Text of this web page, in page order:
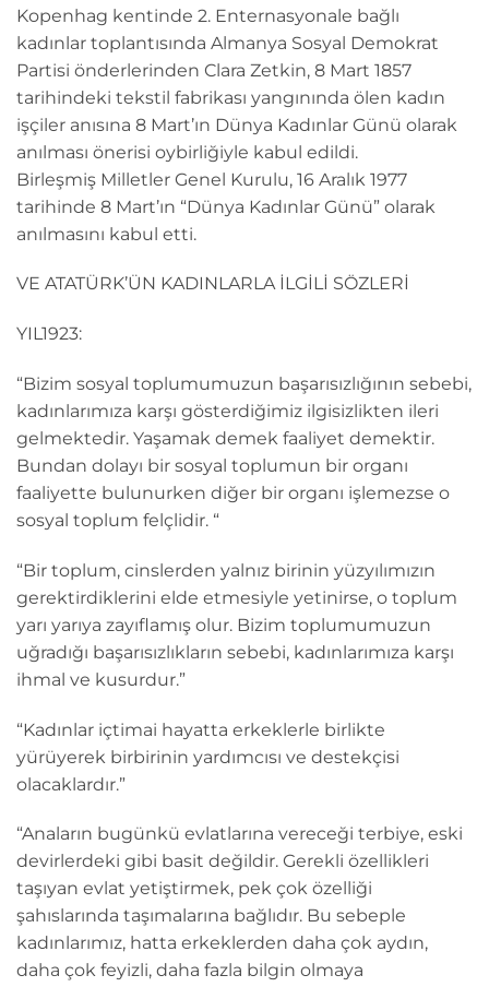
Kopenhag kentinde 2. Enternasyonale bağlı
kadınlar toplantısında Almanya Sosyal Demokrat
Partisi önderlerinden Clara Zetkin, 8 Mart 1857
tarihindeki tekstil fabrikası yangınında ölen kadın
işçiler anısına 8 Mart’ın Dünya Kadınlar Günü olarak
anılması önerisi oybirliğiyle kabul edildi.
Birleşmiş Milletler Genel Kurulu, 16 Aralık 1977
tarihinde 8 Mart’ın “Dünya Kadınlar Günü” olarak
anılmasını kabul etti.
VE ATATÜRK’ÜN KADINLARLA İLGİLİ SÖZLERİ
YIL1923:
“Bizim sosyal toplumumuzun başarısızlığının sebebi,
kadınlarımıza karşı gösterdiğimiz ilgisizlikten ileri
gelmektedir. Yaşamak demek faaliyet demektir.
Bundan dolayı bir sosyal toplumun bir organı
faaliyette bulunurken diğer bir organı işlemezse o
sosyal toplum felçlidir. “
“Bir toplum, cinslerden yalnız birinin yüzyılımızın
gerektirdiklerini elde etmesiyle yetinirse, o toplum
yarı yarıya zayıflamış olur. Bizim toplumumuzun
uğradığı başarısızlıkların sebebi, kadınlarımıza karşı
ihmal ve kusurdur.”
“Kadınlar içtimai hayatta erkeklerle birlikte
yürüyerek birbirinin yardımcısı ve destekçisi
olacaklardır.”
“Anaların bugünkü evlatlarına vereceği terbiye, eski
devirlerdeki gibi basit değildir. Gerekli özellikleri
taşıyan evlat yetiştirmek, pek çok özelliği
şahıslarında taşımalarına bağlıdır. Bu sebeple
kadınlarımız, hatta erkeklerden daha çok aydın,
daha çok feyizli, daha fazla bilgin olmaya